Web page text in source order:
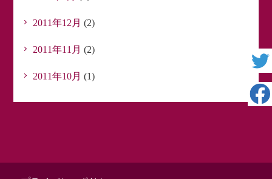
2011年12月 (2)
2011年11月 (2)
2011年10月 (1)